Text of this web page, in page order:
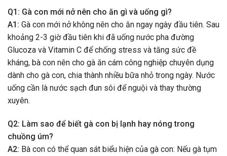
Q1: Gà con mới nở nên cho ăn gì và uống gì?
A1: Gà con mới nở không nên cho ăn ngay ngày đầu tiên. Sau
khoảng 2-3 giờ đầu tiên khi đã uống nước pha đường
Glucoza và Vitamin C để chống stress và tăng sức đề
kháng, bà con nên cho gà ăn cám công nghiệp chuyên dụng
dành cho gà con, chia thành nhiều bữa nhỏ trong ngày. Nước
uống cần là nước sạch đun sôi để nguội và thay thường
xuyên.
Q2: Làm sao để biết gà con bị lạnh hay nóng trong
chuồng úm?
A2: Bà con có thể quan sát biểu hiện của gà con: Nếu gà tụm